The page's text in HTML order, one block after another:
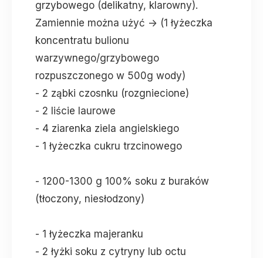
grzybowego (delikatny, klarowny).
Zamiennie można użyć -> (1 łyżeczka
koncentratu bulionu
warzywnego/grzybowego
rozpuszczonego w 500g wody)
- 2 ząbki czosnku (rozgniecione)
- 2 liście laurowe
- 4 ziarenka ziela angielskiego
- 1 łyżeczka cukru trzcinowego
- 1200-1300 g 100% soku z buraków
(tłoczony, niesłodzony)
- 1 łyżeczka majeranku
- 2 łyżki soku z cytryny lub octu